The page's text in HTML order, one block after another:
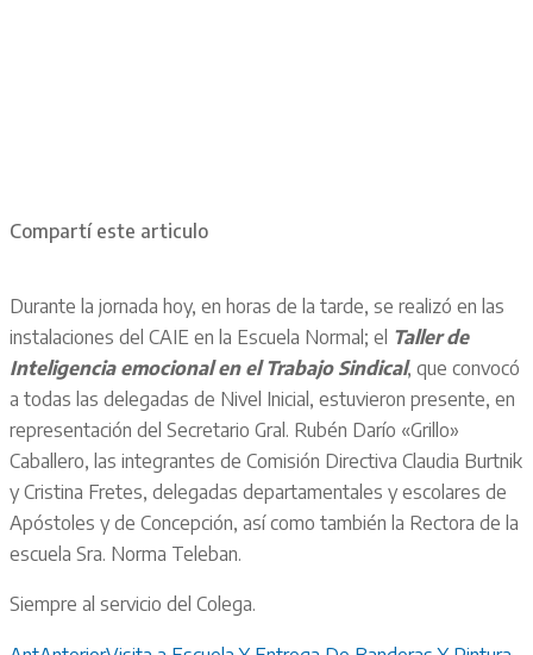
Compartí este articulo
Durante la jornada hoy, en horas de la tarde, se realizó en las
instalaciones del CAIE en la Escuela Normal; el Taller de
Inteligencia emocional en el Trabajo Sindical, que convocó
a todas las delegadas de Nivel Inicial, estuvieron presente, en
representación del Secretario Gral. Rubén Darío «Grillo»
Caballero, las integrantes de Comisión Directiva Claudia Burtnik
y Cristina Fretes, delegadas departamentales y escolares de
Apóstoles y de Concepción, así como también la Rectora de la
escuela Sra. Norma Teleban.
Siempre al servicio del Colega.